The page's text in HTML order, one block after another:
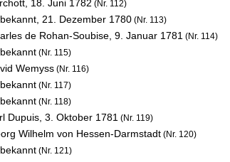
18. Juni 1782 (Nr. 112)
21. Dezember 1780 (Nr. 113)
de Rohan-Soubise, 9. Januar 1781 (Nr. 114)
(Nr. 115)
Wemyss (Nr. 116)
(Nr. 117)
(Nr. 118)
Dupuis, 3. Oktober 1781 (Nr. 119)
Wilhelm von Hessen-Darmstadt (Nr. 120)
(Nr. 121)